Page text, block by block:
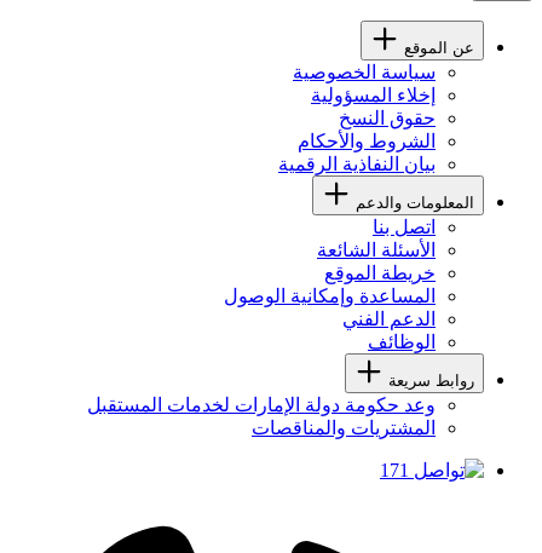
عن الموقع
سياسة الخصوصية
إخلاء المسؤولية
حقوق النسخ
الشروط والأحكام
بيان النفاذية الرقمية
المعلومات والدعم
اتصل بنا
الأسئلة الشائعة
خريطة الموقع
المساعدة وإمكانية الوصول
الدعم الفني
الوظائف
روابط سريعة
وعد حكومة دولة الإمارات لخدمات المستقبل
المشتريات والمناقصات